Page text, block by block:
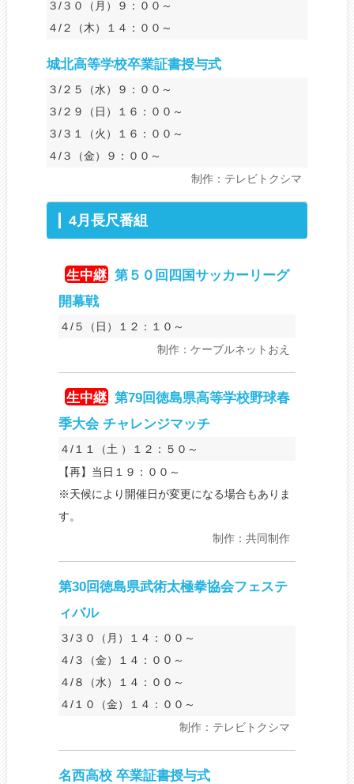
３/３０（月）９：００～
４/２（木）１４：００～
城北高等学校卒業証書授与式
３/２５（水）９：００～
３/２９（日）１６：００～
３/３１（火）１６：００～
４/３（金）９：００～
制作：テレビトクシマ
4月長尺番組
生中継 第５０回四国サッカーリーグ
開幕戦
４/５（日）１２：１０～
制作：ケーブルネットおえ
生中継 第79回徳島県高等学校野球春
季大会 チャレンジマッチ
４/１１（土 ）１２：５０～
【再】当日１９：００～
※天候により開催日が変更になる場合もありま
す。
制作：共同制作
第30回徳島県武術太極拳協会フェステ
ィバル
３/３０（月）１４：００～
４/３（金）１４：００～
４/８（水）１４：００～
４/１０（金）１４：００～
制作：テレビトクシマ
名西高校 卒業証書授与式